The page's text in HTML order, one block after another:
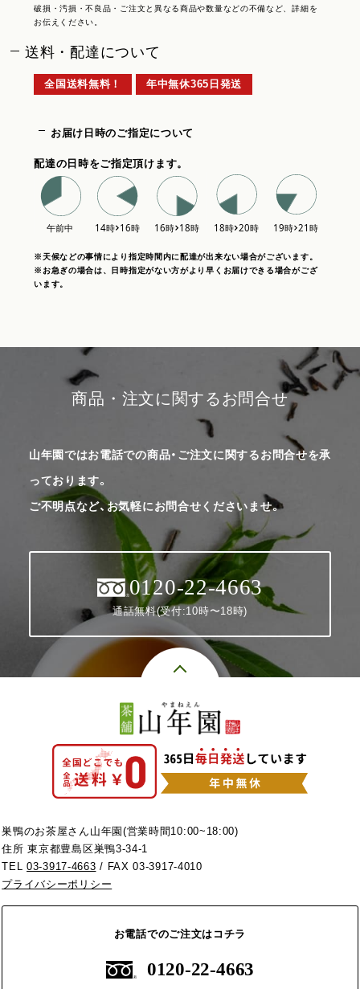
破損・汚損・不良品・ご注文と異なる商品や数量などの不備など、詳細を
お伝えください。
送料・配達について
全国送料無料！ 年中無休365日発送
お届け日時のご指定について
配達の日時をご指定頂けます。
※天候などの事情により指定時間内に配達が出来ない場合がございます。
※お急ぎの場合は、日時指定がない方がより早くお届けできる場合がござ
います。
商品・注文に関するお問合せ
山年園ではお電話での商品・ご注文に関するお問合せを承
っております。
ご不明点など、お気軽にお問合せくださいませ。
0120-22-4663
通話無料(受付:10時〜18時)
巣鴨のお茶屋さん山年園(営業時間10:00~18:00)
住所 東京都豊島区巣鴨3-34-1
TEL03-3917-4663 / FAX 03-3917-4010
プライバシーポリシー
お電話でのご注文はコチラ
0120-22-4663